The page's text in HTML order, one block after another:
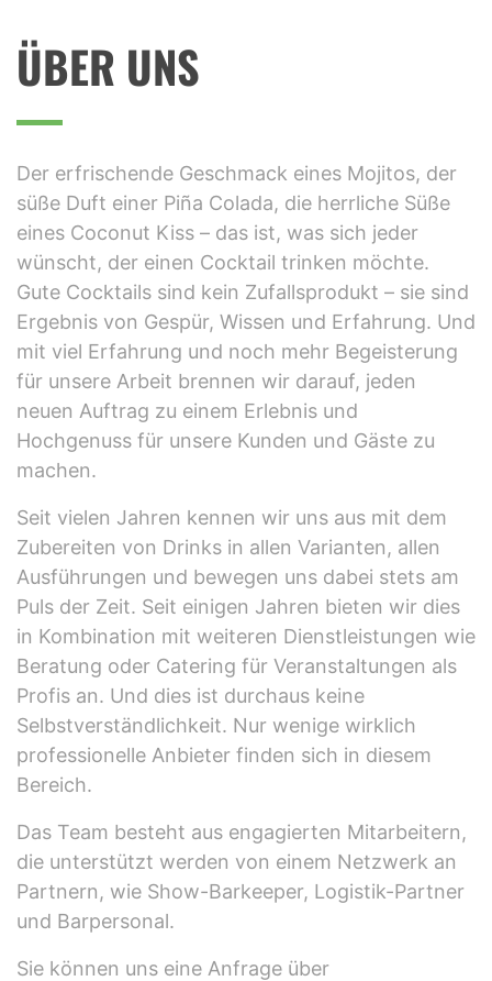
PROFESSIONELLER
ÜBER UNS
Der erfrischende Geschmack eines Mojitos, der
süße Duft einer Piña Colada, die herrliche Süße
eines Coconut Kiss – das ist, was sich jeder
wünscht, der einen Cocktail trinken möchte.
Gute Cocktails sind kein Zufallsprodukt – sie sind
Ergebnis von Gespür, Wissen und Erfahrung. Und
mit viel Erfahrung und noch mehr Begeisterung
für unsere Arbeit brennen wir darauf, jeden
neuen Auftrag zu einem Erlebnis und
Hochgenuss für unsere Kunden und Gäste zu
machen.
Seit vielen Jahren kennen wir uns aus mit dem
Zubereiten von Drinks in allen Varianten, allen
Ausführungen und bewegen uns dabei stets am
Puls der Zeit. Seit einigen Jahren bieten wir dies
in Kombination mit weiteren Dienstleistungen wie
Beratung oder Catering für Veranstaltungen als
Profis an. Und dies ist durchaus keine
Selbstverständlichkeit. Nur wenige wirklich
professionelle Anbieter finden sich in diesem
Bereich.
Das Team besteht aus engagierten Mitarbeitern,
die unterstützt werden von einem Netzwerk an
Partnern, wie Show-Barkeeper, Logistik-Partner
und Barpersonal.
Sie können uns eine Anfrage über